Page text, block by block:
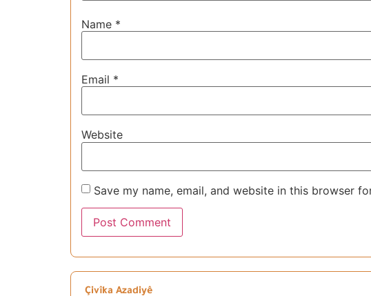
Name *
Email *
Website
Save my name, email, and website in this browser
Çivîka Azadiyê